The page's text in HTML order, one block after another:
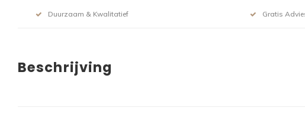
Duurzaam & Kwalitatief Gratis
Beschrijving